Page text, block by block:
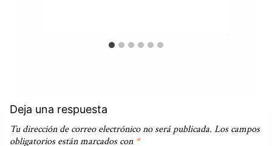
Deja una respuesta
Tu dirección de correo electrónico no será publicada. Los campos
obligatorios están marcados con *